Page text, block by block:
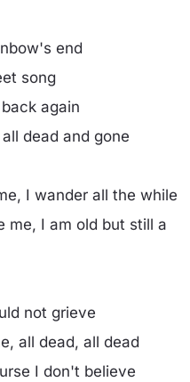
end
song
again
dead and gone
I wander all the while
me, I am old but still a
not grieve
all dead, all dead
I don't believe